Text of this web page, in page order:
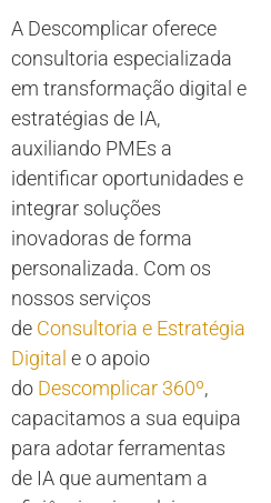
A Descomplicar oferece
consultoria especializada
em transformação digital e
estratégias de IA,
auxiliando PMEs a
identificar oportunidades e
integrar soluções
inovadoras de forma
personalizada. Com os
nossos serviços
de Consultoria e Estratégia
Digital e o apoio
do Descomplicar 360º,
capacitamos a sua equipa
para adotar ferramentas
de IA que aumentam a